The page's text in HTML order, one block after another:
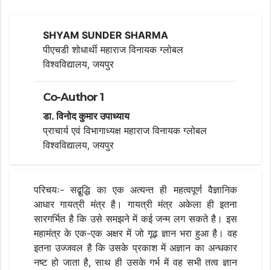
SHYAM SUNDER SHARMA
पीएचडी शोधार्थी महाराज विनायक ग्लोबल
विश्वविद्यालय, जयपुर
Co-Author 1
डा. विनोद कुमार उपाध्याय
प्राचार्य एवं विभागाध्यक्ष महाराज विनायक ग्लोबल
विश्वविद्यालय, जयपुर
परिचयः- सद्बुद्धि का एक अत्यन्त ही महत्वपूर्ण वैज्ञानिक
आधार गायत्री मंत्र है। गायत्री मंत्र अकेला ही इतना
सारगर्भित है कि उसे समझने में कई जन्म लग सकते है। इस
महामंत्र के एक-एक अक्षर में जो गूढ़ ज्ञान भरा हुआ है। वह
इतना उज्जवल है कि उसके प्रकाश में अज्ञान का अन्धकार
नष्ट हो जाता है, साथ ही उसके गर्भ में वह सभी तत्व ज्ञान